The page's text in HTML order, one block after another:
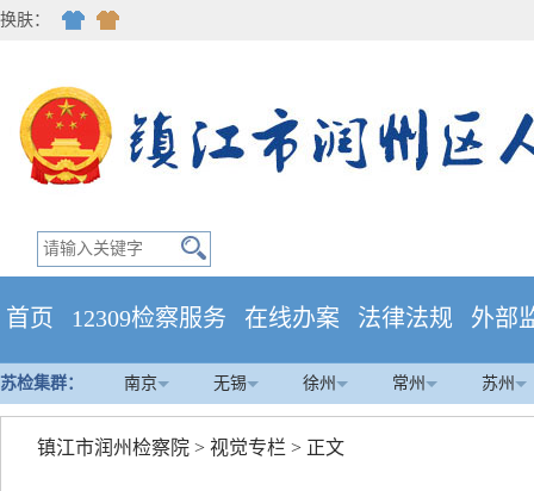
换肤：
首页 12309检察服务 在线办案 法律法规 外部
苏检集群： 南京 无锡 徐州 常州 苏州
镇江市润州检察院 > 视觉专栏 > 正文